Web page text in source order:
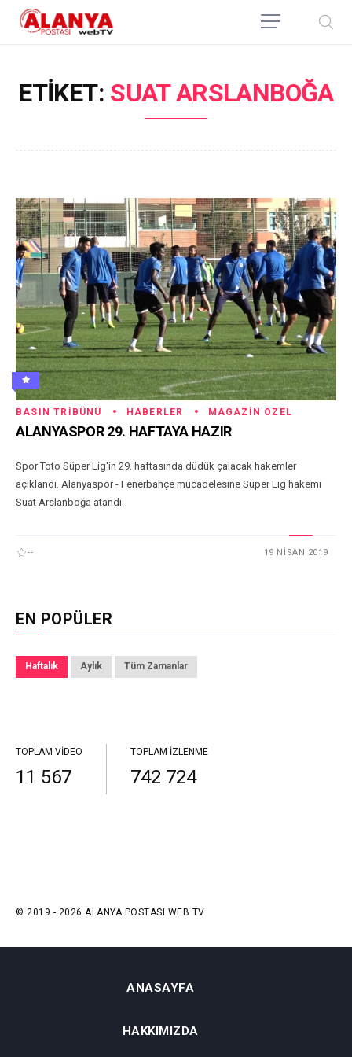
ETIKET: SUAT ARSLANBOĞA
BASIN TRIBÜNÜ HABERLER MAGAZIN ÖZEL
ALANYASPOR 29. HAFTAYA HAZIR
Spor Toto Süper Lig'in 29. haftasında düdük çalacak hakemler
açıklandı. Alanyaspor - Fenerbahçe mücadelesine Süper Lig hakemi
Suat Arslanboğa atandı.
-- 19 NISAN 2019
EN POPÜLER
Haftalık Aylık Tüm Zamanlar
TOPLAM VIDEO
11 567
TOPLAM İZLENME
742 724
© 2019 - 2026 ALANYA POSTASI WEB TV
ANASAYFA
HAKKIMIZDA